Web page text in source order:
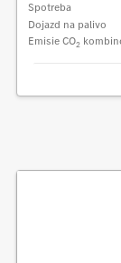
Spotreba
Dojazd na palivo
Emisie CO2